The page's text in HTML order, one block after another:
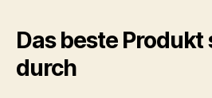
Das beste
durch